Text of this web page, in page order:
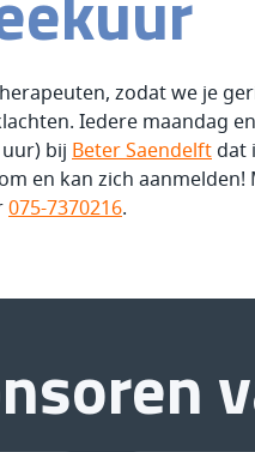
zodat we je
Iedere maandag
bij Beter Saendelft dat
en kan zich aanmelden!
075-7370216.